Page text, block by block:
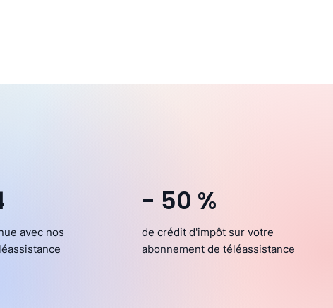
avec nos
- 50 %
de crédit d'impôt sur votre
abonnement de téléassistance